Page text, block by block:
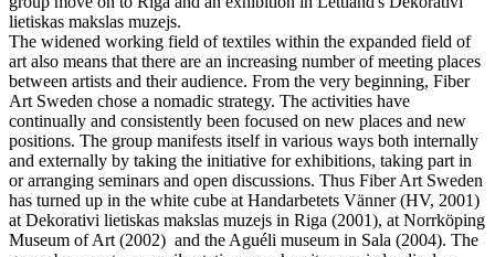
lietiskas makslas muzejs.
The widened working field of textiles within the expanded field of
art also means that there are an increasing number of meeting places
between artists and their audience. From the very beginning, Fiber
Art Sweden chose a nomadic strategy. The activities have
continually and consistently been focused on new places and new
positions. The group manifests itself in various ways both internally
and externally by taking the initiative for exhibitions, taking part in
or arranging seminars and open discussions. Thus Fiber Art Sweden
has turned up in the white cube at Handarbetets Vänner (HV, 2001)
at Dekorativi lietiskas makslas muzejs in Riga (2001), at Norrköping
Museum of Art (2002) and the Aguéli museum in Sala (2004). The